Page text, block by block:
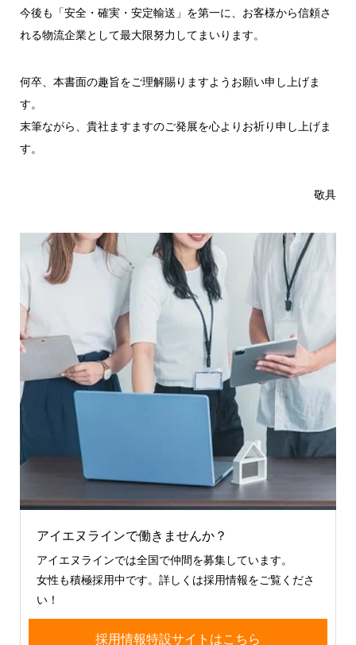
今後も「安全・確実・安定輸送」を第一に、お客様から信頼さ
れる物流企業として最大限努力してまいります。
何卒、本書面の趣旨をご理解賜りますようお願い申し上げま
す。
末筆ながら、貴社ますますのご発展を心よりお祈り申し上げま
す。
敬具
アイエヌラインで働きませんか？
アイエヌラインでは全国で仲間を募集しています。
女性も積極採用中です。詳しくは採用情報をご覧くださ
い！
採用情報特設サイトはこちら